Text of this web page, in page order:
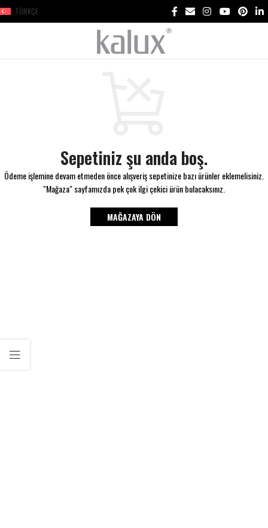
TÜRKÇE
Sepetiniz şu anda boş.
Ödeme işlemine devam etmeden önce alışveriş sepetinize bazı ürünler eklemelisiniz.
"Mağaza" sayfamızda pek çok ilgi çekici ürün bulacaksınız.
MAĞAZAYA DÖN